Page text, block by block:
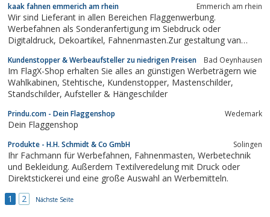
kaak fahnen emmerich am rhein Emmerich am rhein
Wir sind Lieferant in allen Bereichen Flaggenwerbung.
Werbefahnen als Sonderanfertigung im Siebdruck oder
Digitaldruck, Dekoartikel, Fahnenmasten.Zur gestaltung van
transportieren und einfach aufgebaut.Wir produzieren Fahnen,
Banner und Wimpelketten nach Ihren Vorlagen....
Kundenstopper & Werbeaufsteller zu niedrigen Preisen Bad Oeynhausen
Im FlagX-Shop erhalten Sie alles an günstigen Werbeträgern wie
Wahlkabinen, Stehtische, Kundenstopper, Mastenschilder,
Standschilder, Aufsteller & Hängeschilder
Prindu.com - Dein Flaggenshop Wedemark
Dein Flaggenshop
Produkte - H.H. Schmidt & Co GmbH Solingen
Ihr Fachmann für Werbefahnen, Fahnenmasten, Werbetechnik
und Bekleidung. Außerdem Textilveredelung mit Druck oder
Direktstickerei und eine große Auswahl an Werbemitteln.
1
2 Nächste Seite